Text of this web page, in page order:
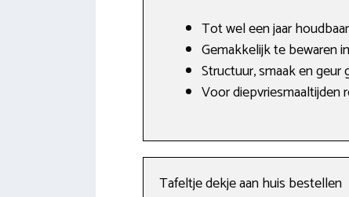
Tot wel een jaar
Gemakkelijk te bewaren
Structuur, smaak en geur
Voor diepvriesmaaltijden
Tafeltje dekje aan huis bestellen